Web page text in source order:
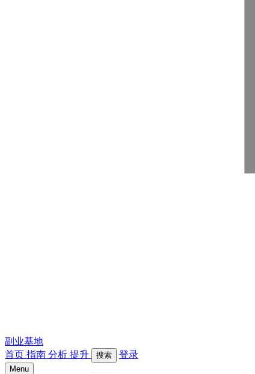
副业基地
首页 指南 分析 提升 搜索 登录
Menu